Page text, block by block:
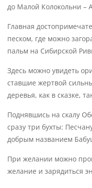
до Малой Колокольни –
Главная
песком, где можно
пальм на Сибирской
Здесь можно увидеть
ставшие жертвой
деревья, как в сказке,
Поднявшись на скалу
сразу три бухты:
добрым названием
При желании можно
желание и зарядиться